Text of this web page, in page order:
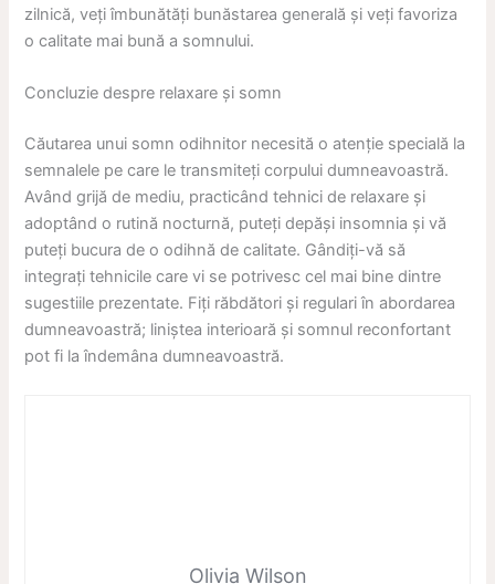
zilnică, veți îmbunătăți bunăstarea generală și veți favoriza
o calitate mai bună a somnului.
Concluzie despre relaxare și somn
Căutarea unui somn odihnitor necesită o atenție specială la
semnalele pe care le transmiteți corpului dumneavoastră.
Având grijă de mediu, practicând tehnici de relaxare și
adoptând o rutină nocturnă, puteți depăși insomnia și vă
puteți bucura de o odihnă de calitate. Gândiți-vă să
integrați tehnicile care vi se potrivesc cel mai bine dintre
sugestiile prezentate. Fiți răbdători și regulari în abordarea
dumneavoastră; liniștea interioară și somnul reconfortant
pot fi la îndemâna dumneavoastră.
Olivia Wilson